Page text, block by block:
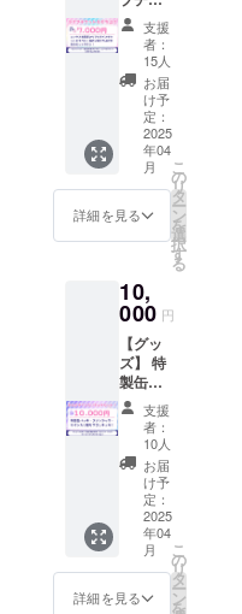
ドロー
ル映像
に、支
援者様
のお名
（ニッ
クネー
ム）を
掲載し
ます。
み(20字
以内) ・
掲載サ
イズ：
中 ・支
援時、
必ず備
考欄に
希望さ
れるお
名前を
ご記入
くださ
い。
【支援
(デジタ
【お名
前掲
載】
4/26の
ライブ
のエン
ドロー
ル映像
に、支
援者様
のお名
ム）を
掲載し
ます。
・掲載
方法：
文字の
み(20字
以内) ・
掲載サ
イズ：
小 ・支
援時、
必ず備
考欄に
希望さ
れるお
名前を
ケッ
ト】 ・
日程：
2025年
4月26
日 16
時~17時
予定 ・
場所：
エンタ
ス秋葉
原 ・支
援者様
費や滞
在費は
各自で
ご負担
くださ
い。
【公式
打ち上
げチ
ケッ
ト】 ・
日程：
2025年
4月26
日 19
時~20時
予定 ・
支援
者：
15人
お届
け予
定：
2025
年04
月
詳細を見る
こ
の
リ
タ
ー
ン
を
選
択
す
る
10,
000 円
【グッ
ズ】 特
製缶
バッチ
を提供
しま
す。 ・
数量：1
点 ・サ
イズ：
57mm
サイズ
【チェ
キ】 お
支援
者：
10人
お届
け予
定：
2025
年04
月
詳細を見る
こ
の
リ
タ
ー
ン
を